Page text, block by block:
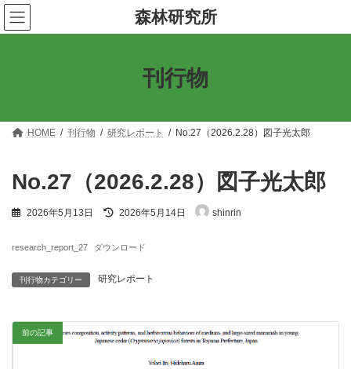
コ
ン
テ
ナ
ビ
ゲ
森林研究所
刊行物
HOME 刊行物 研究レポート No.27（2026.2.28）図子光太郎
No.27（2026.2.28）図子光太郎
2026年5月13日
最
新
時
2026年5月14日 shinrin
research_report_27 ダウンロード
刊行物カテゴリー 研究レポート
前の記事